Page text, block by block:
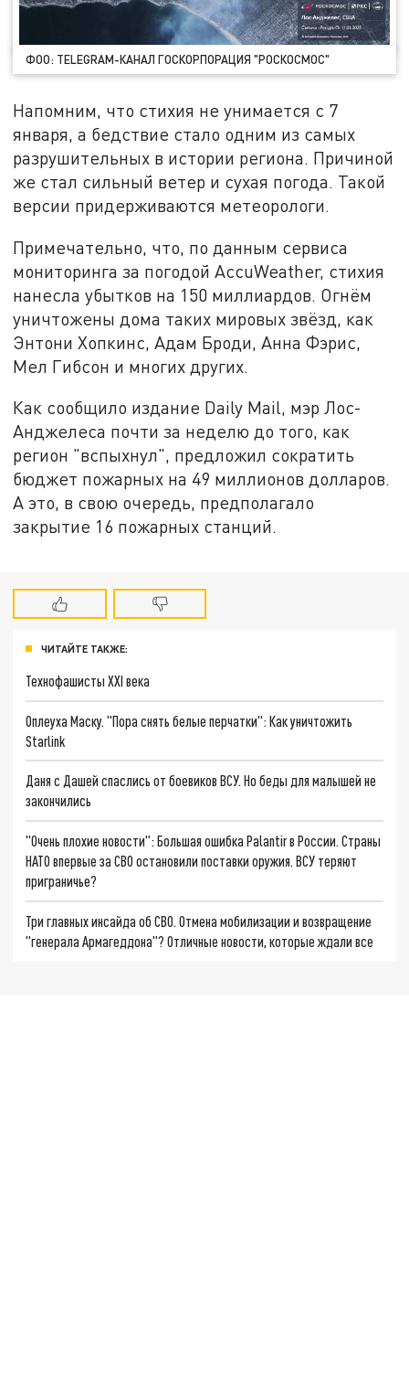
ФОО: TELEGRAM-КАНАЛ ГОСКОРПОРАЦИЯ "РОСКОСМОС"
Напомним, что стихия не унимается с 7
января, а бедствие стало одним из самых
разрушительных в истории региона. Причиной
же стал сильный ветер и сухая погода. Такой
версии придерживаются метеорологи.
Примечательно, что, по данным сервиса
мониторинга за погодой AccuWeather, стихия
нанесла убытков на 150 миллиардов. Огнём
уничтожены дома таких мировых звёзд, как
Энтони Хопкинс, Адам Броди, Анна Фэрис,
Мел Гибсон и многих других.
Как сообщило издание Daily Mail, мэр Лос-
Анджелеса почти за неделю до того, как
регион "вспыхнул", предложил сократить
бюджет пожарных на 49 миллионов долларов.
А это, в свою очередь, предполагало
закрытие 16 пожарных станций.
ЧИТАЙТЕ ТАКЖЕ:
Технофашисты XXI века
Оплеуха Маску. "Пора снять белые перчатки": Как уничтожить
Starlink
Даня с Дашей спаслись от боевиков ВСУ. Но беды для малышей не
закончились
"Очень плохие новости": Большая ошибка Palantir в России. Страны
НАТО впервые за СВО остановили поставки оружия. ВСУ теряют
приграничье?
Три главных инсайда об СВО. Отмена мобилизации и возвращение
"генерала Армагеддона"? Отличные новости, которые ждали все